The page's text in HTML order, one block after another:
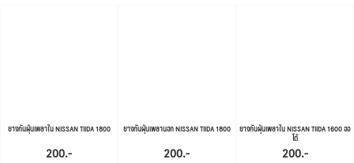
ยางกันฝุ่นเพลาใน NISSAN TIIDA 1800
200.-
ยางกันฝุ่นเพลานอก NISSAN TIIDA 1800
200.-
ยางกันฝุ่นเพลาใน NISSAN TIIDA 1600 ออ
โต้
200.-